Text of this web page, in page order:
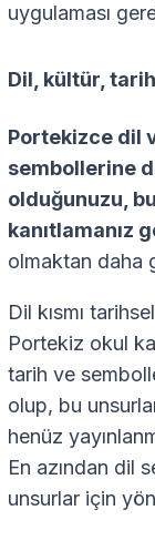
uygulaması
Dil, kültür,
Portekizce dil
sembollerine
olduğunuzu,
kanıtlamanız
olmaktan daha
Dil kısmı
Portekiz okul
tarih ve
olup, bu
henüz
En azından dil
unsurlar için